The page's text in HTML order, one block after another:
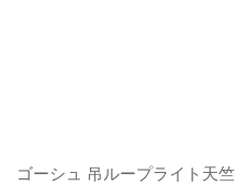
ゴーシュ 吊ループライト天竺